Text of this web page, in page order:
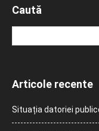
Caută
Articole recente
Situația datoriei